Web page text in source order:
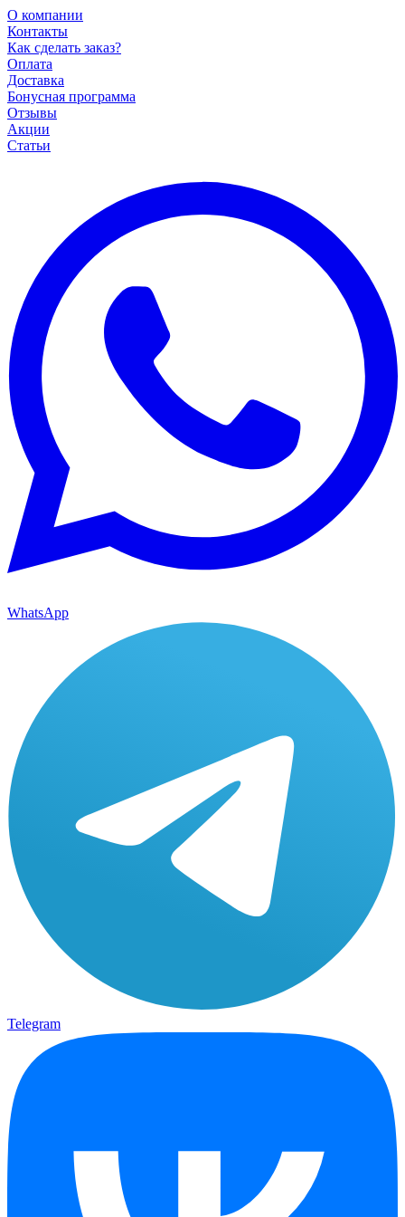
О компании
Контакты
Как сделать заказ?
Оплата
Доставка
Бонусная программа
Отзывы
Акции
Статьи
WhatsApp
Telegram